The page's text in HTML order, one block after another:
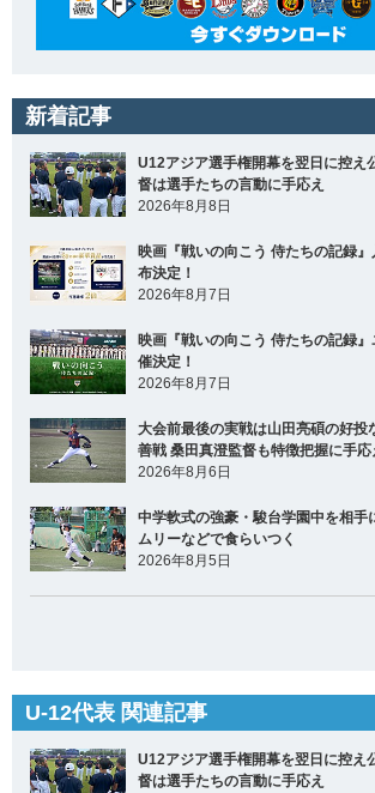
新着記事
U12アジア選手権開幕を翌日に控え
督は選手たちの言動に手応え
2026年8月8日
映画『戦いの向こう 侍たちの記録
布決定！
2026年8月7日
映画『戦いの向こう 侍たちの記録
催決定！
2026年8月7日
大会前最後の実戦は山田亮碩の好投
善戦 桑田真澄監督も特徴把握に手応
2026年8月6日
中学軟式の強豪・駿台学園中を相手
ムリーなどで食らいつく
2026年8月5日
U-12代表 関連記事
U12アジア選手権開幕を翌日に控え
督は選手たちの言動に手応え